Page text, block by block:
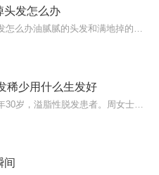
头发怎么办
稀少用什么生发好
间